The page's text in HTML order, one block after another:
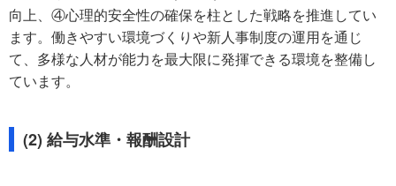
向上、④心理的安全性の確保を柱とした戦略を推進してい
ます。働きやすい環境づくりや新人事制度の運用を通じ
て、多様な人材が能力を最大限に発揮できる環境を整備し
ています。
(2) 給与水準・報酬設計